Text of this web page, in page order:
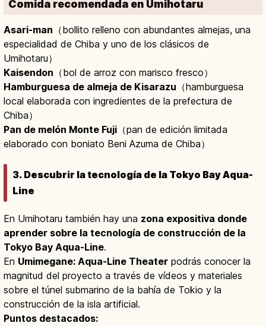
Comida recomendada en Umihotaru
Asari-man （bollito relleno con abundantes almejas, una
especialidad de Chiba y uno de los clásicos de
Umihotaru）
Kaisendon （bol de arroz con marisco fresco）
Hamburguesa de almeja de Kisarazu （hamburguesa
local elaborada con ingredientes de la prefectura de
Chiba）
Pan de melón Monte Fuji （pan de edición limitada
elaborado con boniato Beni Azuma de Chiba）
3. Descubrir la tecnología de la Tokyo Bay Aqua-
Line
En Umihotaru también hay una zona expositiva donde
aprender sobre la tecnología de construcción de la
Tokyo Bay Aqua-Line.
En Umimegane: Aqua-Line Theater podrás conocer la
magnitud del proyecto a través de vídeos y materiales
sobre el túnel submarino de la bahía de Tokio y la
construcción de la isla artificial.
Puntos destacados: